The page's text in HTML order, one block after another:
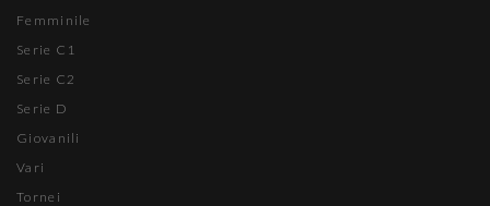
Femminile
Serie C1
Serie C2
Serie D
Giovanili
Vari
Tornei